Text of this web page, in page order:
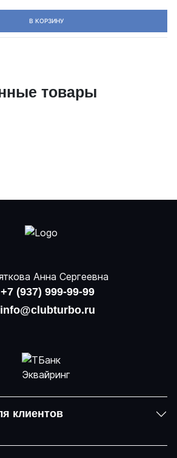
В КОРЗИНУ
товары
Анна Сергеевна
+7 (937) 999-99-99
info@clubturbo.ru
клиентов